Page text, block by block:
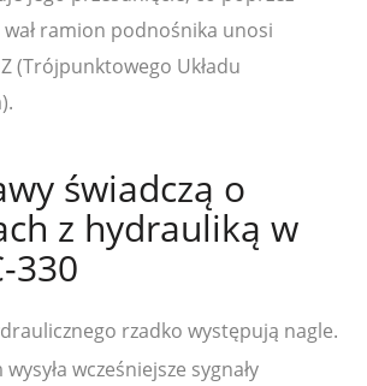
ramion podnośnika unosi
(Trójpunktowego Układu
świadczą o
z hydrauliką w
330
rzadko występują nagle.
wcześniejsze sygnały